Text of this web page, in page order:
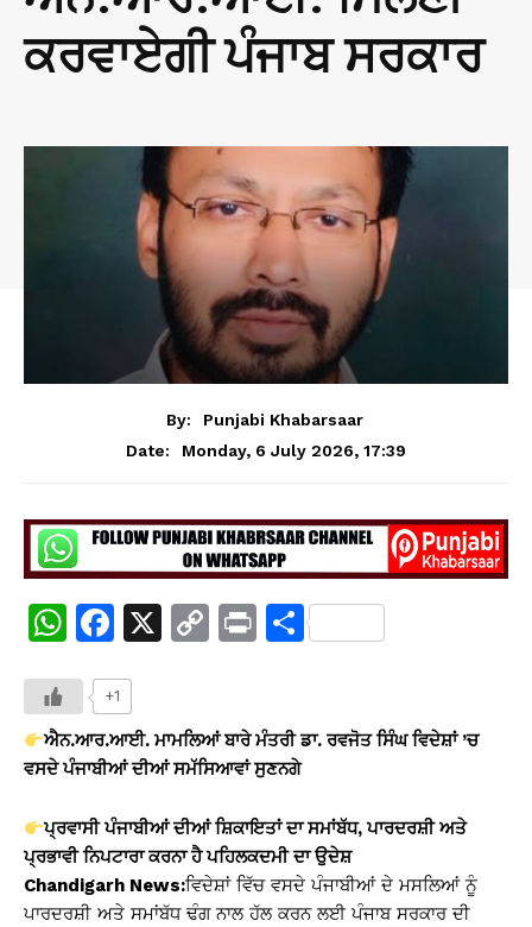
ਕਰਵਾਏਗੀ ਪੰਜਾਬ ਸਰਕਾਰ
By:
Punjabi Khabarsaar
Date:
Monday, 6 July 2026, 17:39
W
at
s
A
p
p
F
c
e
b
o
o
k
X
C
y
Li
n
k
Pr S
e
+1
ਐਨ.ਆਰ.ਆਈ. ਮਾਮਲਿਆਂ ਬਾਰੇ ਮੰਤਰੀ ਡਾ. ਰਵਜੋਤ ਸਿੰਘ ਵਿਦੇਸ਼ਾਂ ’ਚ
ਵਸਦੇ ਪੰਜਾਬੀਆਂ ਦੀਆਂ ਸਮੱਸਿਆਵਾਂ ਸੁਣਨਗੇ
ਪ੍ਰਵਾਸੀ ਪੰਜਾਬੀਆਂ ਦੀਆਂ ਸ਼ਿਕਾਇਤਾਂ ਦਾ ਸਮਾਂਬੱਧ, ਪਾਰਦਰਸ਼ੀ ਅਤੇ
ਪ੍ਰਭਾਵੀ ਨਿਪਟਾਰਾ ਕਰਨਾ ਹੈ ਪਹਿਲਕਦਮੀ ਦਾ ਉਦੇਸ਼
Chandigarh News:ਵਿਦੇਸ਼ਾਂ ਵਿੱਚ ਵਸਦੇ ਪੰਜਾਬੀਆਂ ਦੇ ਮਸਲਿਆਂ ਨੂੰ
ਪਾਰਦਰਸ਼ੀ ਅਤੇ ਸਮਾਂਬੱਧ ਢੰਗ ਨਾਲ ਹੱਲ ਕਰਨ ਲਈ ਪੰਜਾਬ ਸਰਕਾਰ ਦੀ